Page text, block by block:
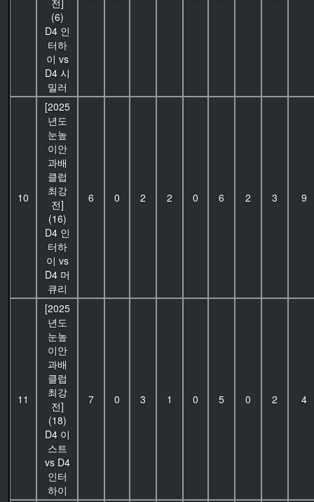
전]
(6)
D4 인
터하
이 vs
D4 시
밀러
10
[2025
년도
눈높
이안
과배
클럽
최강
전]
(16)
D4 인
터하
이 vs
D4 머
큐리
6 0 2 2 0 6 2 3 9
11
[2025
년도
눈높
이안
과배
클럽
최강
전]
(18)
D4 이
스트
vs D4
인터
하이
7 0 3 1 0 5 0 2 4